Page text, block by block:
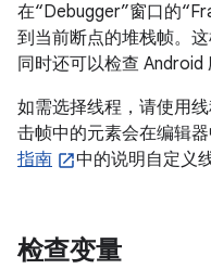
在“Debugger”窗口的
到当前断点的堆栈帧。
同时还可以检查 Android
如需选择线程，请使用
击帧中的元素会在编辑
指南
中的说明自定义
检查变量